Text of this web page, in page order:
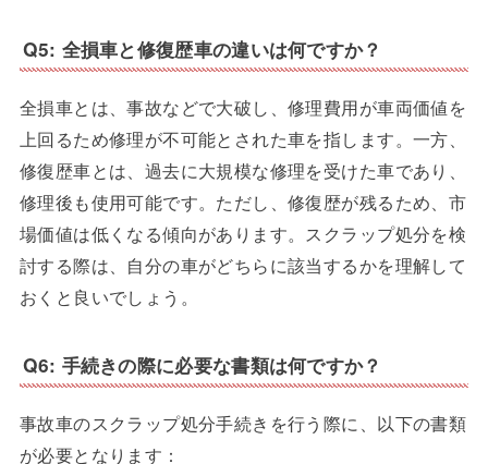
Q5: 全損車と修復歴車の違いは何ですか？
全損車とは、事故などで大破し、修理費用が車両価値を
上回るため修理が不可能とされた車を指します。一方、
修復歴車とは、過去に大規模な修理を受けた車であり、
修理後も使用可能です。ただし、修復歴が残るため、市
場価値は低くなる傾向があります。スクラップ処分を検
討する際は、自分の車がどちらに該当するかを理解して
おくと良いでしょう。
Q6: 手続きの際に必要な書類は何ですか？
事故車のスクラップ処分手続きを行う際に、以下の書類
が必要となります：